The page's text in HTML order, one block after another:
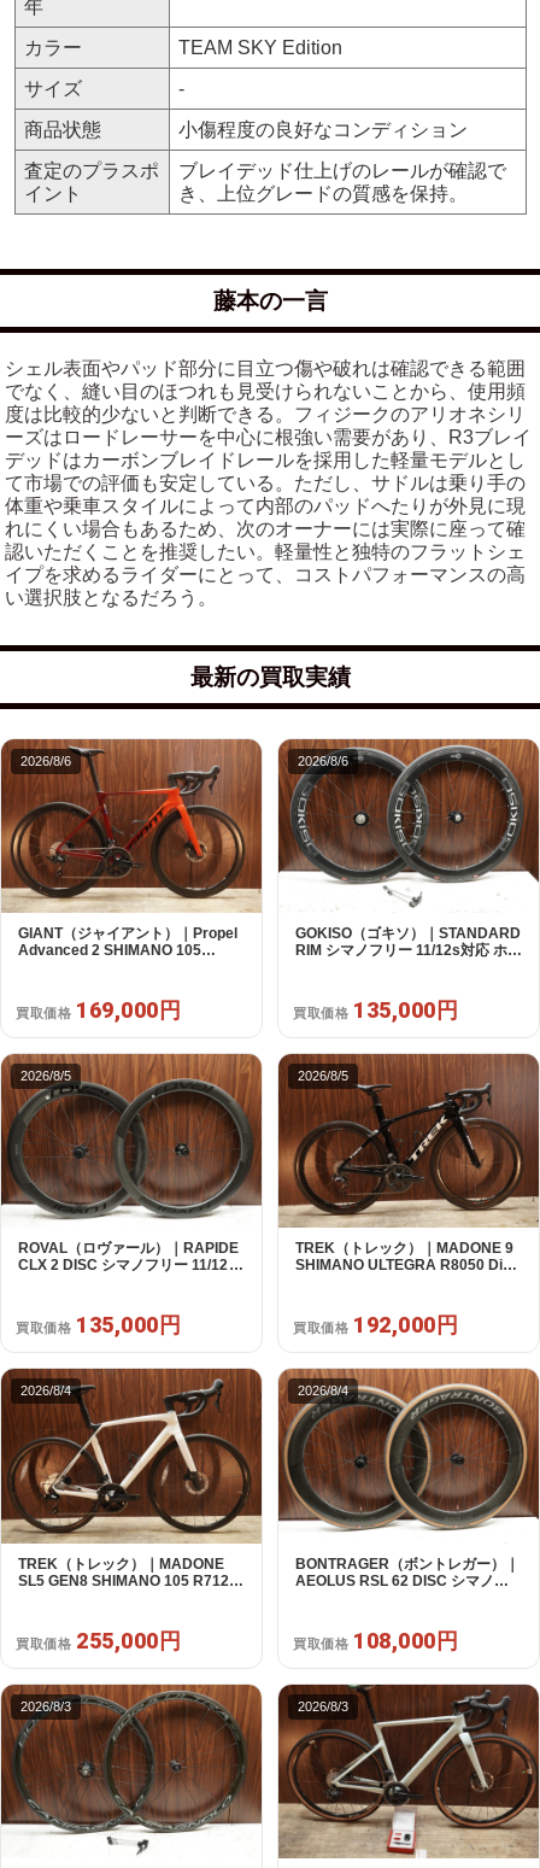
年
カラー
TEAM SKY Edition
サイズ
-
商品状態
小傷程度の良好なコンディション
査定のプラスポ
イント
ブレイデッド仕上げのレールが確認で
き、上位グレードの質感を保持。
藤本の一言
シェル表面やパッド部分に目立つ傷や破れは確認できる範囲
でなく、縫い目のほつれも見受けられないことから、使用頻
度は比較的少ないと判断できる。フィジークのアリオネシリ
ーズはロードレーサーを中心に根強い需要があり、R3ブレイ
デッドはカーボンブレイドレールを採用した軽量モデルとし
て市場での評価も安定している。ただし、サドルは乗り手の
体重や乗車スタイルによって内部のパッドへたりが外見に現
れにくい場合もあるため、次のオーナーには実際に座って確
認いただくことを推奨したい。軽量性と独特のフラットシェ
イプを求めるライダーにとって、コストパフォーマンスの高
い選択肢となるだろう。
最新の買取実績
2026/8/6
GIANT（ジャイアント）｜Propel
Advanced 2 SHIMANO 105
買取価格 169,000円
2026/8/6
GOKISO（ゴキソ）｜STANDARD
RIM シマノフリー 11/12s対応 ホイ
買取価格 135,000円
2026/8/5
ROVAL（ロヴァール）｜RAPIDE
CLX 2 DISC シマノフリー 11/12s
買取価格 135,000円
2026/8/5
TREK（トレック）｜MADONE 9
SHIMANO ULTEGRA R8050 Di2
買取価格 192,000円
2026/8/4
TREK（トレック）｜MADONE
SL5 GEN8 SHIMANO 105 R7120
買取価格 255,000円
2026/8/4
BONTRAGER（ボントレガー）｜
AEOLUS RSL 62 DISC シマノフ
買取価格 108,000円
2026/8/3 2026/8/3